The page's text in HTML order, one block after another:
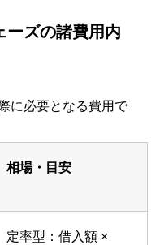
ーズの諸費用内
に必要となる費用で
相場・目安
定率型：借入額 ×